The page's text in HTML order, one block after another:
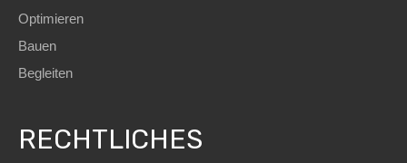
Optimieren
Bauen
Begleiten
RECHTLICHES